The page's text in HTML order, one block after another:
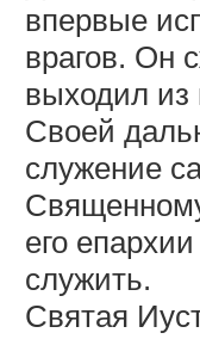
впервые
врагов. Он
выходил из
Своей
служение
его
служить.
Святая